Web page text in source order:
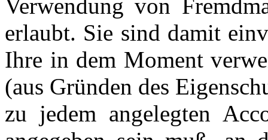
Verwendung von
erlaubt. Sie sind damit
Ihre in dem Moment
(aus Gründen des
zu jedem angelegten